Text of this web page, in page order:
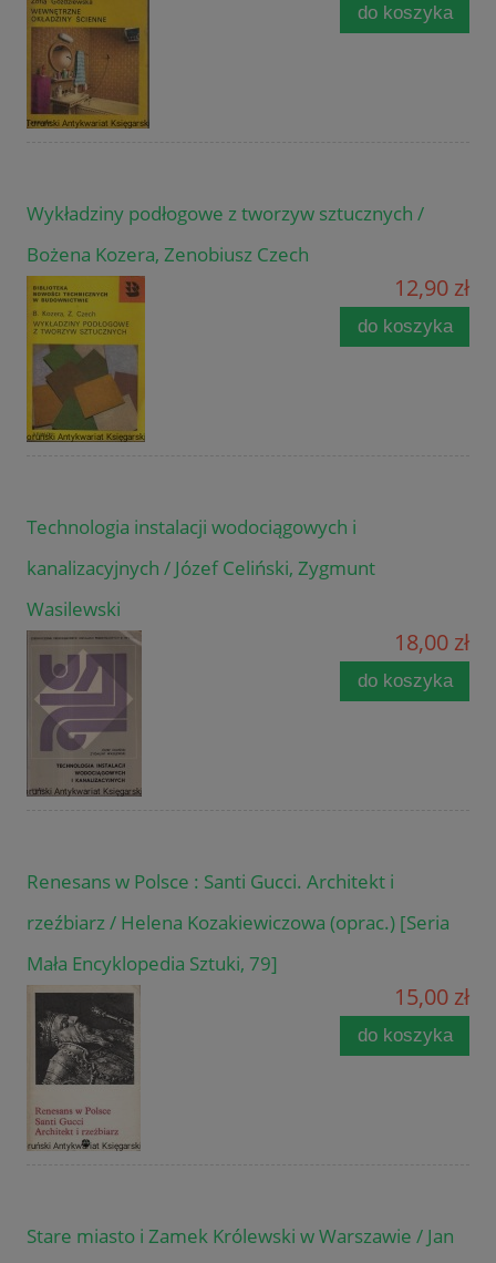
do koszyka
Wykładziny podłogowe z tworzyw sztucznych /
Bożena Kozera, Zenobiusz Czech
12,90 zł
do koszyka
Technologia instalacji wodociągowych i
kanalizacyjnych / Józef Celiński, Zygmunt
Wasilewski
18,00 zł
do koszyka
Renesans w Polsce : Santi Gucci. Architekt i
rzeźbiarz / Helena Kozakiewiczowa (oprac.) [Seria
Mała Encyklopedia Sztuki, 79]
15,00 zł
do koszyka
Stare miasto i Zamek Królewski w Warszawie / Jan